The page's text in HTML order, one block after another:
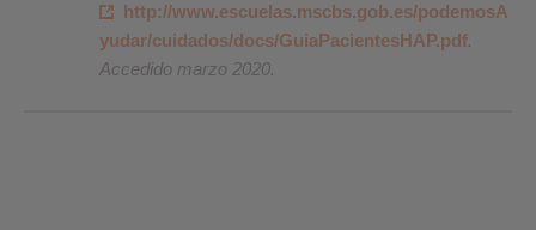
http://www.escuelas.mscbs.gob.es/podemosA
yudar/cuidados/docs/GuiaPacientesHAP.pdf.
Accedido marzo 2020.